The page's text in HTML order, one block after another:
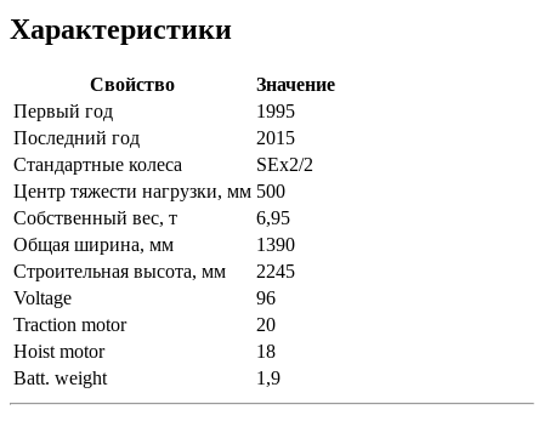
Характеристики
Свойство
Значение
Первый год
1995
Последний год
2015
Стандартные колеса
SEx2/2
Центр тяжести нагрузки, мм 500
Собственный вес, т
6,95
Общая ширина, мм
1390
Строительная высота, мм
2245
Voltage
96
Traction motor
20
Hoist motor
18
Batt. weight
1,9